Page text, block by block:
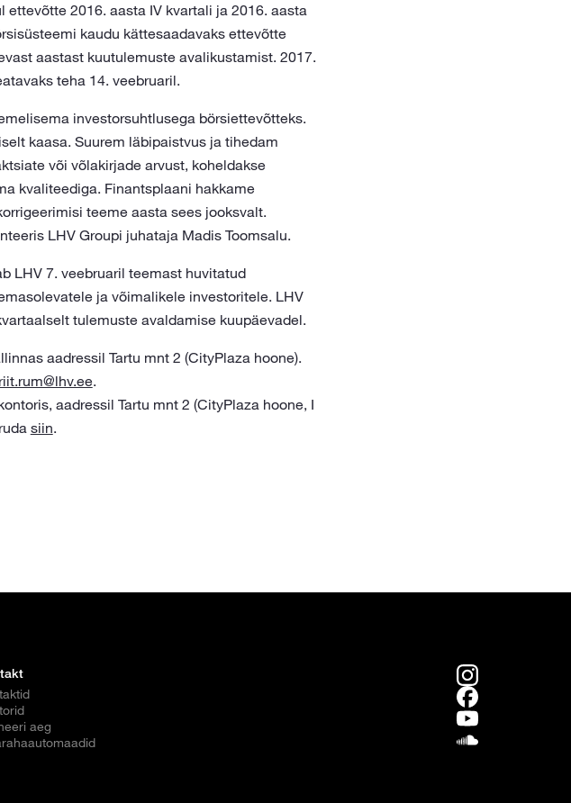
2016. aasta IV kvartali ja 2016. aasta
kaudu kättesaadavaks ettevõtte
aastast kuutulemuste avalikustamist. 2017.
teha 14. veebruaril.
investorsuhtlusega börsiettevõtteks.
kaasa. Suurem läbipaistvus ja tihedam
või võlakirjade arvust, koheldakse
kvaliteediga. Finantsplaani hakkame
teeme aasta sees jooksvalt.
LHV Groupi juhataja Madis Toomsalu.
LHV 7. veebruaril teemast huvitatud
ja võimalikele investoritele. LHV
tulemuste avaldamise kuupäevadel.
aadressil Tartu mnt 2 (CityPlaza hoone).
.
aadressil Tartu mnt 2 (CityPlaza hoone, I
siin.
aeg